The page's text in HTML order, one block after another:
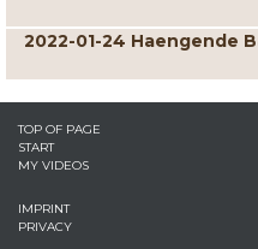
2022-01-24 Haengende
TOP OF PAGE
START
MY VIDEOS
IMPRINT
PRIVACY